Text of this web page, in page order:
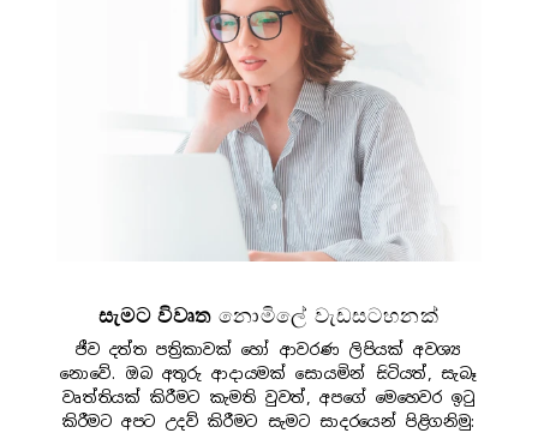
සැමට විවෘත නොමිලේ වැඩසටහනක්
ජීව දත්ත පත්‍රිකාවක් හෝ ආවරණ ලිපියක් අවශ්‍ය
නොවේ. ඔබ අතුරු ආදායමක් සොයමින් සිටියත්, සැබෑ
වෘත්තියක් කිරීමට කැමති වුවත්, අපගේ මෙහෙවර ඉටු
කිරීමට අපට උදව් කිරීමට සැමට සාදරයෙන් පිළිගනිමු: